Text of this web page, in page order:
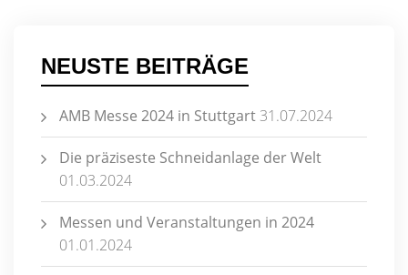
NEUSTE BEITRÄGE
AMB Messe 2024 in Stuttgart 31.07.2024
Die präziseste Schneidanlage der Welt
01.03.2024
Messen und Veranstaltungen in 2024
01.01.2024